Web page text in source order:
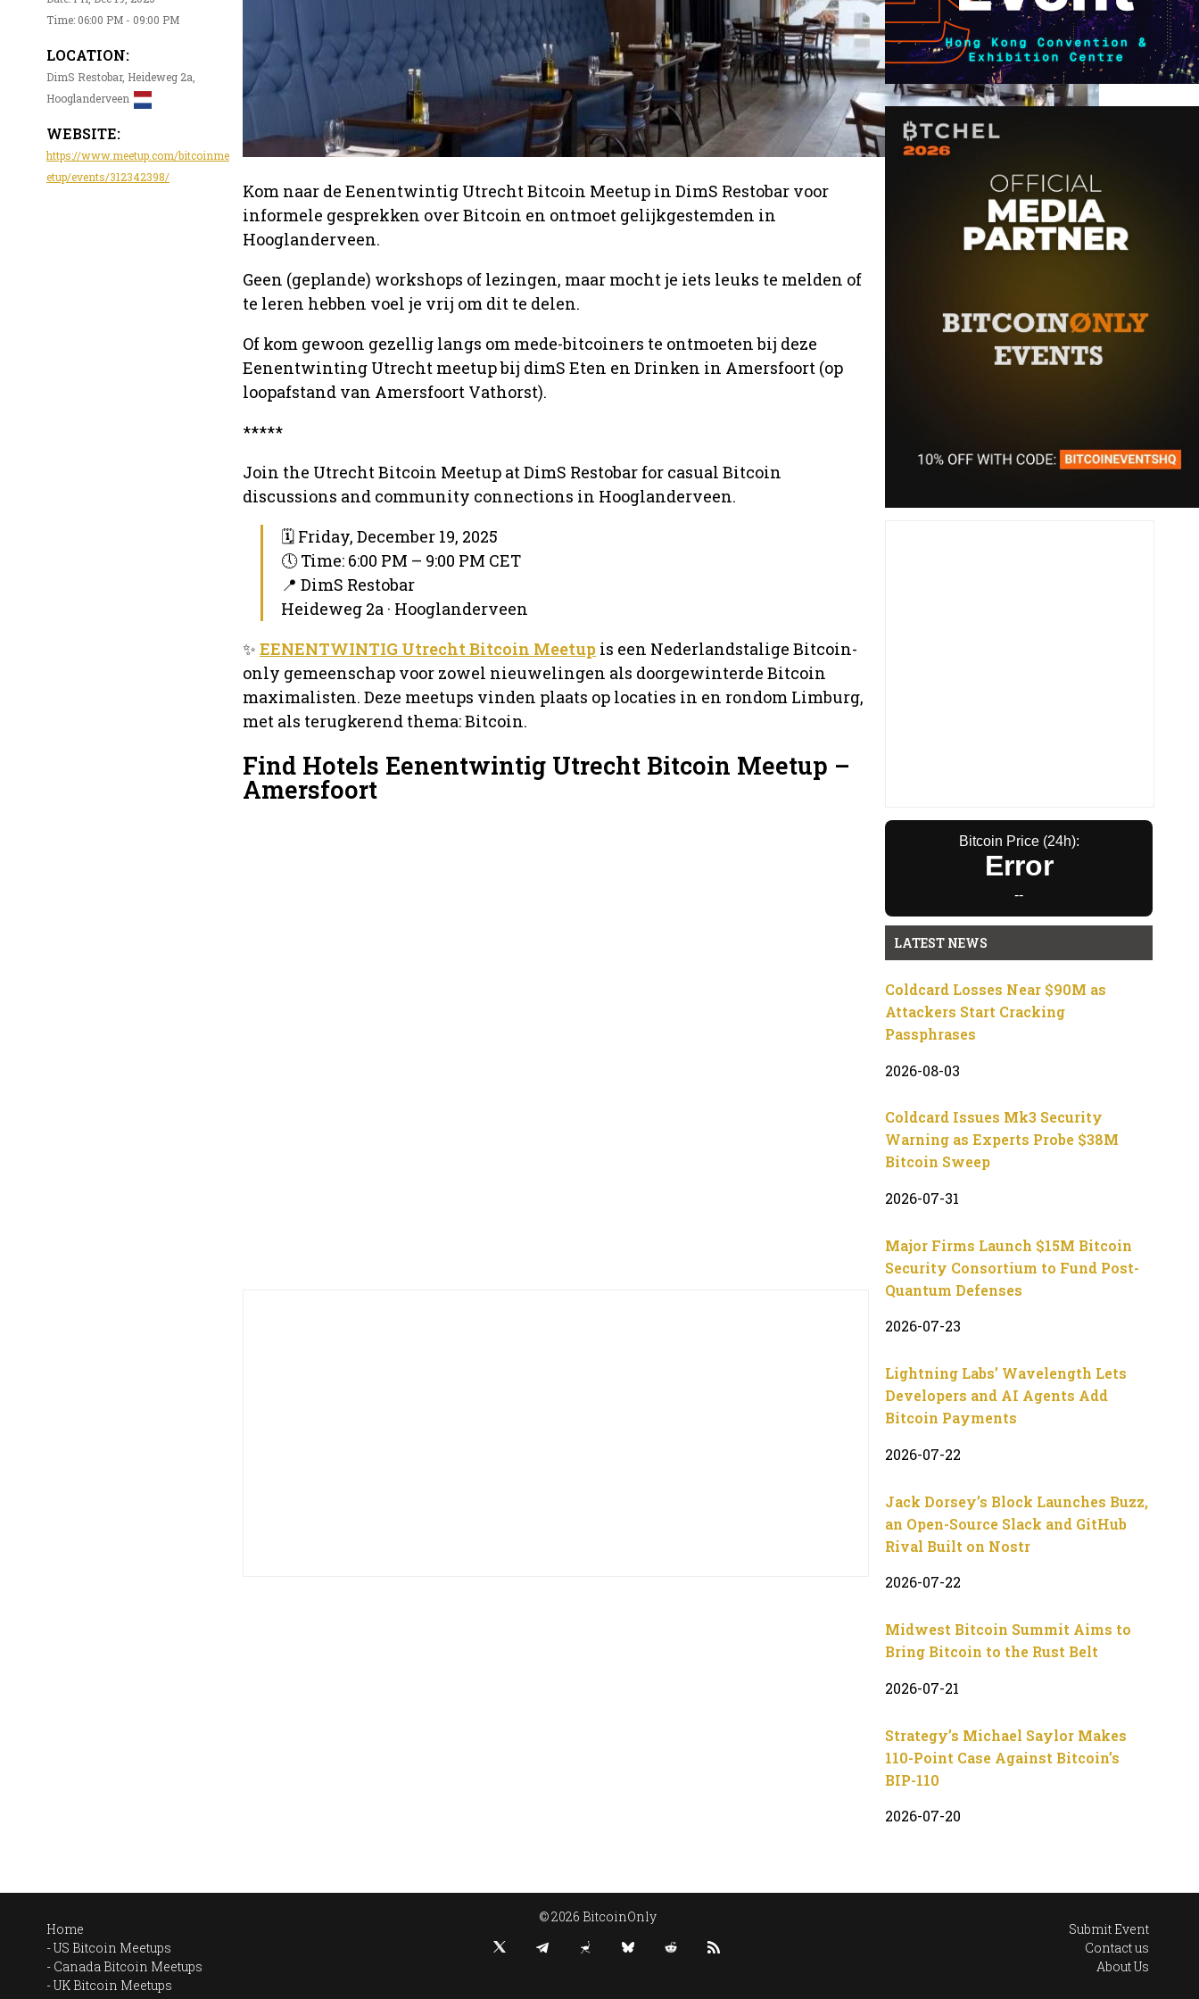
Time: 06:00 PM - 09:00 PM
LOCATION:
DimS Restobar, Heideweg 2a,
Hooglanderveen
WEBSITE:
https://www.meetup.com/bitcoinme
etup/events/312342398/
Kom naar de Eenentwintig Utrecht Bitcoin Meetup in DimS Restobar voor
informele gesprekken over Bitcoin en ontmoet gelijkgestemden in
Hooglanderveen.
Geen (geplande) workshops of lezingen, maar mocht je iets leuks te melden of
te leren hebben voel je vrij om dit te delen.
Of kom gewoon gezellig langs om mede-bitcoiners te ontmoeten bij deze
Eenentwinting Utrecht meetup bij dimS Eten en Drinken in Amersfoort (op
loopafstand van Amersfoort Vathorst).
*****
Join the Utrecht Bitcoin Meetup at DimS Restobar for casual Bitcoin
discussions and community connections in Hooglanderveen.
🗓 Friday, December 19, 2025
🕔 Time: 6:00 PM – 9:00 PM CET
📍 DimS Restobar
Heideweg 2a · Hooglanderveen
✨ EENENTWINTIG Utrecht Bitcoin Meetup is een Nederlandstalige Bitcoin-
only gemeenschap voor zowel nieuwelingen als doorgewinterde Bitcoin
maximalisten. Deze meetups vinden plaats op locaties in en rondom Limburg,
met als terugkerend thema: Bitcoin.
Find Hotels Eenentwintig Utrecht Bitcoin Meetup –
Amersfoort
Bitcoin Price (24h):
Error
--
LATEST NEWS
Coldcard Losses Near $90M as
Attackers Start Cracking
Passphrases
2026-08-03
Coldcard Issues Mk3 Security
Warning as Experts Probe $38M
Bitcoin Sweep
2026-07-31
Major Firms Launch $15M Bitcoin
Security Consortium to Fund Post-
Quantum Defenses
2026-07-23
Lightning Labs’ Wavelength Lets
Developers and AI Agents Add
Bitcoin Payments
2026-07-22
Jack Dorsey’s Block Launches Buzz,
an Open-Source Slack and GitHub
Rival Built on Nostr
2026-07-22
Midwest Bitcoin Summit Aims to
Bring Bitcoin to the Rust Belt
2026-07-21
Strategy’s Michael Saylor Makes
110-Point Case Against Bitcoin’s
BIP-110
2026-07-20
Home
US Bitcoin Meetups
Canada Bitcoin Meetups
UK Bitcoin Meetups
© 2026 BitcoinOnly
Submit Event
Contact us
About Us